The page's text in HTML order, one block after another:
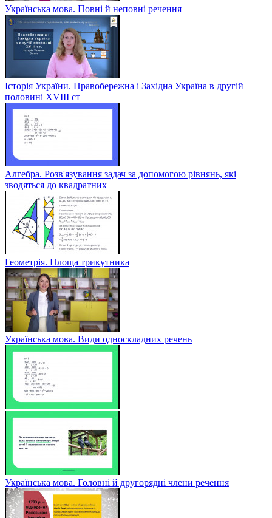
Українська мова. Повні й неповні речення
Історія України. Правобережна і Західна Україна в другій
половині XVIII ст
Алгебра. Розв'язування задач за допомогою рівнянь, які
зводяться до квадратних
Геометрія. Площа трикутника
Українська мова. Види односкладних речень
Українська мова. Головні й другорядні члени речення